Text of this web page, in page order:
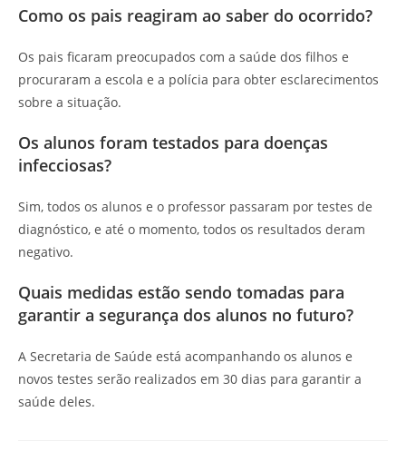
Como os pais reagiram ao saber do ocorrido?
Os pais ficaram preocupados com a saúde dos filhos e
procuraram a escola e a polícia para obter esclarecimentos
sobre a situação.
Os alunos foram testados para doenças
infecciosas?
Sim, todos os alunos e o professor passaram por testes de
diagnóstico, e até o momento, todos os resultados deram
negativo.
Quais medidas estão sendo tomadas para
garantir a segurança dos alunos no futuro?
A Secretaria de Saúde está acompanhando os alunos e
novos testes serão realizados em 30 dias para garantir a
saúde deles.